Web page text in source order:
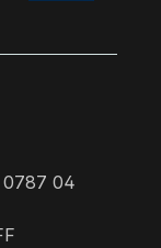
0787 04